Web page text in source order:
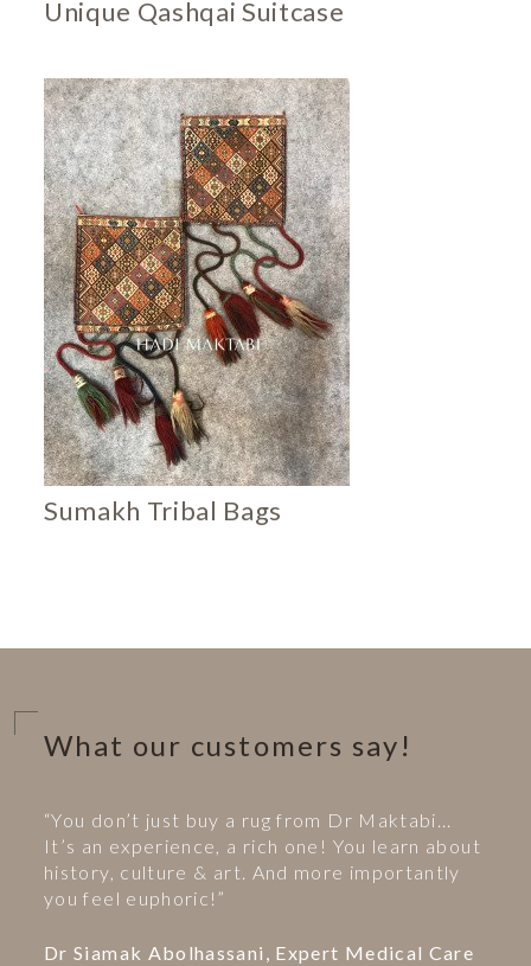
Unique Qashqai Suitcase
Sumakh Tribal Bags
What our customers say!
“You don’t just buy a rug from Dr Maktabi...
It’s an experience, a rich one! You learn about
history, culture & art. And more importantly
you feel euphoric!”
Dr Siamak Abolhassani, Expert Medical Care